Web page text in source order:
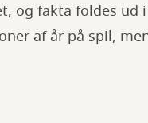
og fakta foldes ud
af år på spil,